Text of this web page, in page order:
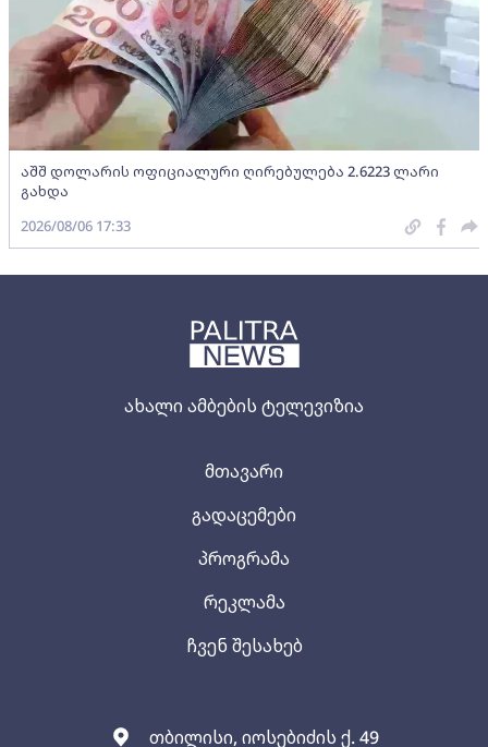
ახალი ამბების ტელევიზია
თბილისი, იოსებიძის ქ. 49
მთავარი
გადაცემები
პროგრამა
რეკლამა
ჩვენ შესახებ
აშშ დოლარის ოფიციალური ღირებულება 2.6223 ლარი
გახდა
2026/08/06 17:33